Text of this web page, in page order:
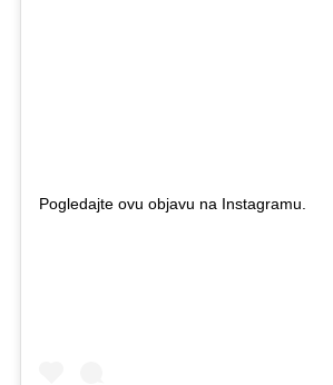
Pogledajte ovu objavu na Instagramu.